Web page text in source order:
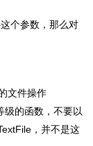
个参数，那么对
文件操作
级的函数，不要以
，并不是这